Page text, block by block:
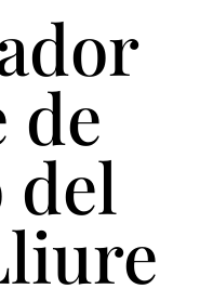
de
del